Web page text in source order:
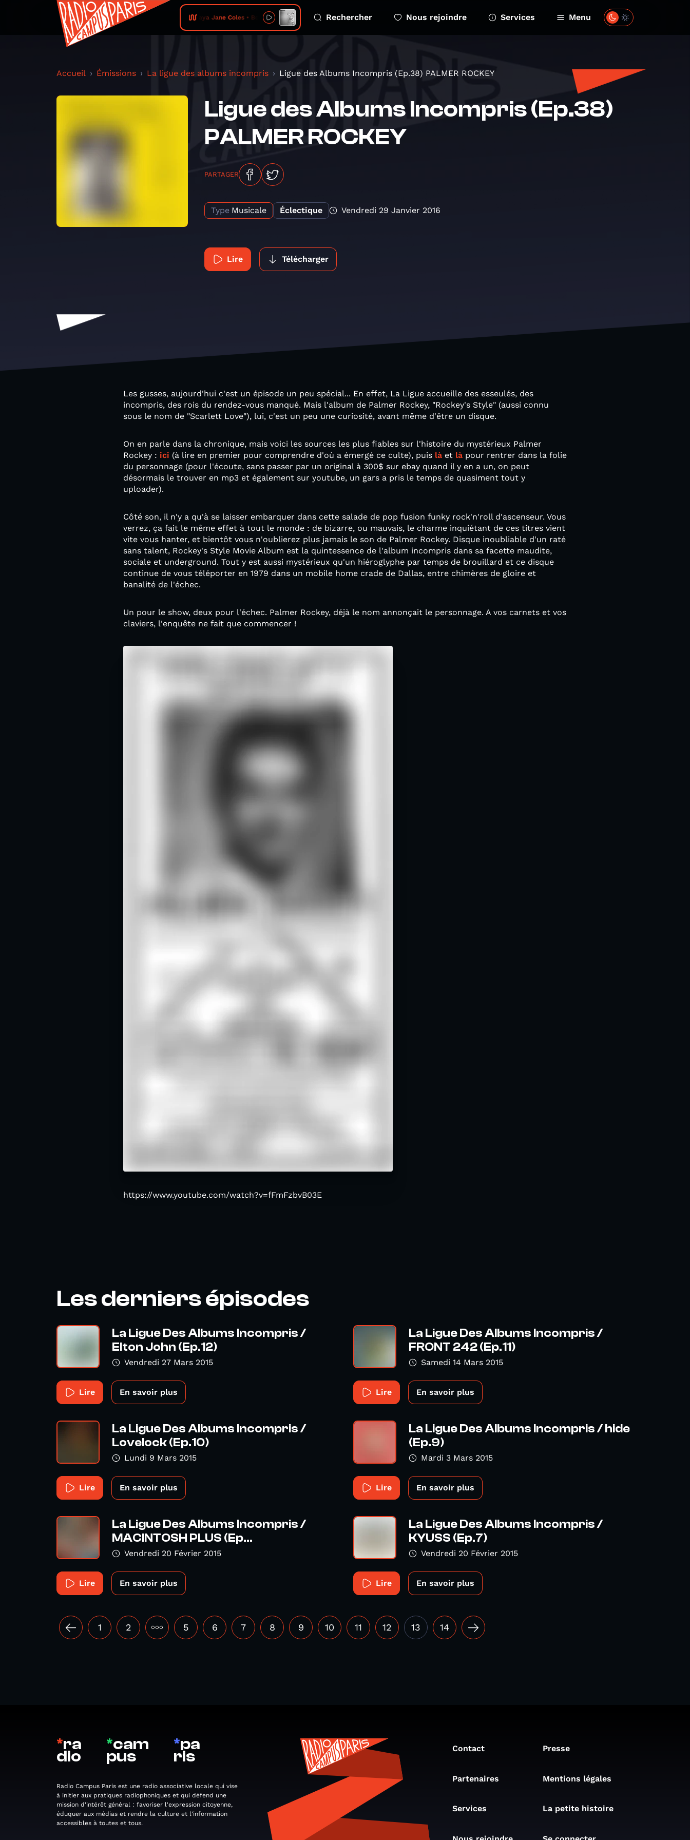
Maya Jane Coles • Bo & Wing Rechercher Nous rejoindre Services Menu
Accueil Émissions La ligue des albums incompris Ligue des Albums Incompris (Ep.38) PALMER ROCKEY
Ligue des Albums Incompris (Ep.38)
PALMER ROCKEY
PARTAGER
Type Musicale Éclectique Vendredi 29 Janvier 2016
Lire Télécharger
Les gusses, aujourd'hui c'est un épisode un peu spécial... En effet, La Ligue accueille des esseulés, des
incompris, des rois du rendez-vous manqué. Mais l'album de Palmer Rockey, "Rockey's Style" (aussi connu
sous le nom de "Scarlett Love"), lui, c'est un peu une curiosité, avant même d'être un disque.
On en parle dans la chronique, mais voici les sources les plus fiables sur l'histoire du mystérieux Palmer
Rockey : ici (à lire en premier pour comprendre d'où a émergé ce culte), puis là et là pour rentrer dans la folie
du personnage (pour l'écoute, sans passer par un original à 300$ sur ebay quand il y en a un, on peut
désormais le trouver en mp3 et également sur youtube, un gars a pris le temps de quasiment tout y
uploader).
Côté son, il n'y a qu'à se laisser embarquer dans cette salade de pop fusion funky rock'n'roll d'ascenseur. Vous
verrez, ça fait le même effet à tout le monde : de bizarre, ou mauvais, le charme inquiétant de ces titres vient
vite vous hanter, et bientôt vous n'oublierez plus jamais le son de Palmer Rockey. Disque inoubliable d'un raté
sans talent, Rockey's Style Movie Album est la quintessence de l'album incompris dans sa facette maudite,
sociale et underground. Tout y est aussi mystérieux qu'un hiéroglyphe par temps de brouillard et ce disque
continue de vous téléporter en 1979 dans un mobile home crade de Dallas, entre chimères de gloire et
banalité de l'échec.
Un pour le show, deux pour l'échec. Palmer Rockey, déjà le nom annonçait le personnage. A vos carnets et vos
claviers, l'enquête ne fait que commencer !
https://www.youtube.com/watch?v=fFmFzbvB03E
Les derniers épisodes
La Ligue Des Albums Incompris /
Elton John (Ep.12)
Vendredi 27 Mars 2015
Lire En savoir plus
La Ligue Des Albums Incompris /
FRONT 242 (Ep.11)
Samedi 14 Mars 2015
Lire En savoir plus
La Ligue Des Albums Incompris /
Lovelock (Ep.10)
Lundi 9 Mars 2015
Lire En savoir plus
La Ligue Des Albums Incompris / hide
(Ep.9)
Mardi 3 Mars 2015
Lire En savoir plus
La Ligue Des Albums Incompris /
MACINTOSH PLUS (Ep...
Vendredi 20 Février 2015
Lire En savoir plus
La Ligue Des Albums Incompris /
KYUSS (Ep.7)
Vendredi 20 Février 2015
Lire En savoir plus
1 2 ••• 5 6 7 8 9 10 11 12 13 14
*ra
dio
*cam
pus
*pa
ris
Radio Campus Paris est une radio associative locale qui vise
à initier aux pratiques radiophoniques et qui défend une
mission d'intérêt général : favoriser l'expression citoyenne,
éduquer aux médias et rendre la culture et l'information
accessibles à toutes et tous.
Contact Presse
Partenaires Mentions légales
Services La petite histoire